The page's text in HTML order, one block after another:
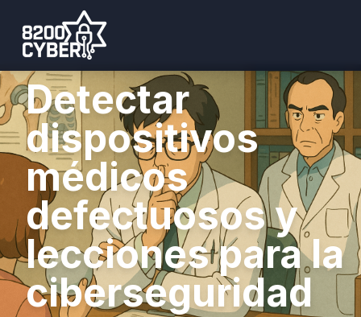
Detectar
dispositivos
médicos
defectuosos y
lecciones para la
ciberseguridad